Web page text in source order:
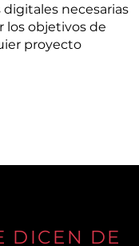
necesarias
los objetivos de
proyecto
DICEN DE